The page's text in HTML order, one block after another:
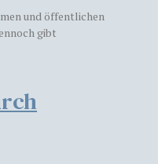
und öffentlichen
gibt